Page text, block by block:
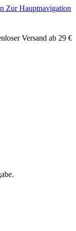
Zur Hauptnavigation
Versand ab 29 €